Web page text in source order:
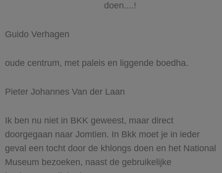
doen....!
Guido Verhagen
oude centrum, met paleis en liggende boedha.
Pieter Johannes Van der Laan
Ik ben nu niet in BKK geweest, maar direct
doorgegaan naar Jomtien. In Bkk moet je in ieder
geval een tocht door de khlongs doen en het National
Museum bezoeken, naast de gebruikelijke